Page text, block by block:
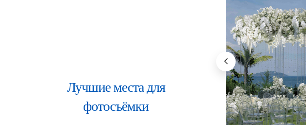
Лучшие места для
фотосъёмки